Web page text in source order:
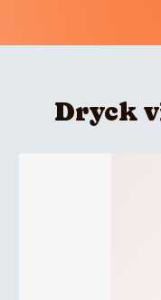
Dryck